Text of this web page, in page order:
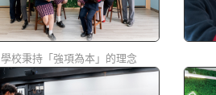
學校秉持「強項為本」的理念